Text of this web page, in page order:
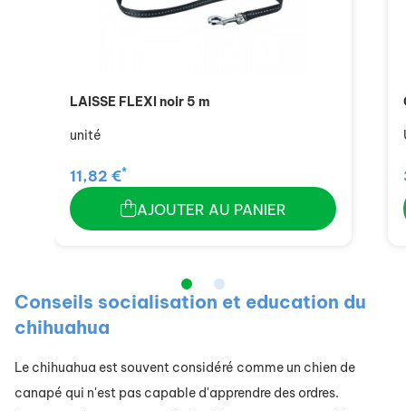
LAISSE FLEXI noir 5 m
unité
11,82 €*
AJOUTER AU PANIER
Conseils socialisation et education du
chihuahua
Le chihuahua est souvent considéré comme un chien de
canapé qui n'est pas capable d'apprendre des ordres.